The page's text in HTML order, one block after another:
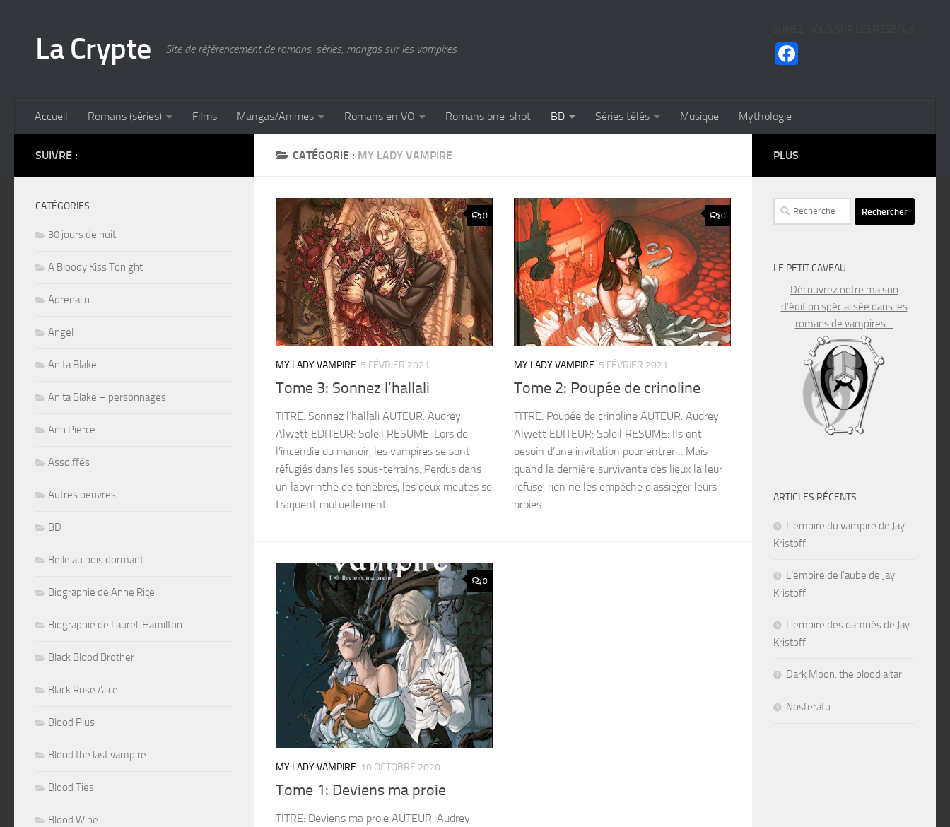
La Crypte Site de référencement de romans, séries, mangas sur les vampires
Accueil Romans (séries) Films Mangas/Animes Romans en VO Romans one-shot BD Séries télés Musique Mythologie
CATÉGORIE : MY LADY VAMPIRE
0
MY LADY VAMPIRE 5 FÉVRIER 2021
Tome 3: Sonnez l’hallali
TITRE: Sonnez l’hallali AUTEUR: Audrey
Alwett EDITEUR: Soleil RESUME: Lors de
l’incendie du manoir, les vampires se sont
réfugiés dans les sous-terrains. Perdus dans
un labyrinthe de ténèbres, les deux meutes se
traquent mutuellement....
0
MY LADY VAMPIRE 5 FÉVRIER 2021
Tome 2: Poupée de crinoline
TITRE: Poupée de crinoline AUTEUR: Audrey
Alwett EDITEUR: Soleil RESUME: Ils ont
besoin d’une invitation pour entrer… Mais
quand la dernière survivante des lieux la leur
refuse, rien ne les empêche d’assiéger leurs
proies....
0
MY LADY VAMPIRE 10 OCTOBRE 2020
Tome 1: Deviens ma proie
TITRE: Deviens ma proie AUTEUR: Audrey
SUIVRE :
CATÉGORIES
30 jours de nuit
A Bloody Kiss Tonight
Adrenalin
Angel
Anita Blake
Anita Blake – personnages
Ann Pierce
Assoiffés
Autres oeuvres
BD
Belle au bois dormant
Biographie de Anne Rice
Biographie de Laurell Hamilton
Black Blood Brother
Black Rose Alice
Blood Plus
Blood the last vampire
Blood Ties
Blood Wine
PLUS
Rechercher :
LE PETIT CAVEAU
Découvrez notre maison
d’édition spécialisée dans les
romans de vampires…
ARTICLES RÉCENTS
L’empire du vampire de Jay
Kristoff
L’empire de l’aube de Jay
Kristoff
L’empire des damnés de Jay
Kristoff
Dark Moon: the blood altar
Nosferatu